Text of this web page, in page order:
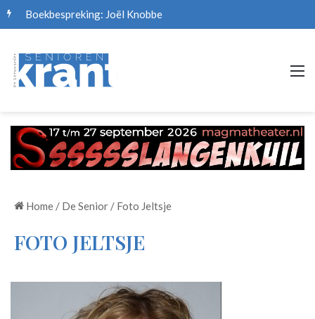
Boekbespreking: Joël Knobbe
Home / De Senior / Foto Jeltsje
FOTO JELTSJE